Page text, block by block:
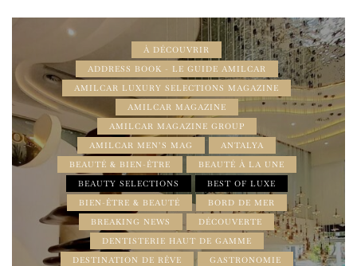
À DÉCOUVRIR
ADDRESS BOOK - LE GUIDE AMILCAR
AMILCAR LUXURY SELECTIONS MAGAZINE
AMILCAR MAGAZINE
AMILCAR MAGAZINE GROUP
AMILCAR MEN’S MAG
ANTALYA
BEAUTÉ & BIEN-ÊTRE
BEAUTÉ À LA UNE
BEAUTY SELECTIONS
BEST OF LUXE
BIEN-ÊTRE & BEAUTÉ
BORD DE MER
BREAKING NEWS
DÉCOUVERTE
DENTISTERIE HAUT DE GAMME
DESTINATION DE RÊVE
GASTRONOMIE